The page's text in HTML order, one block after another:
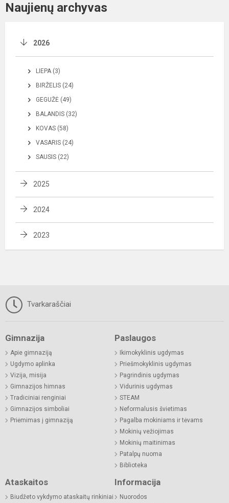
Naujienų archyvas
2026
LIEPA (3)
BIRŽELIS (24)
GEGUŽĖ (49)
BALANDIS (32)
KOVAS (58)
VASARIS (24)
SAUSIS (22)
2025
2024
2023
Tvarkaraščiai
Gimnazija
Apie gimnaziją
Ugdymo aplinka
Vizija, misija
Gimnazijos himnas
Tradiciniai renginiai
Gimnazijos simboliai
Priėmimas į gimnaziją
Paslaugos
Ikimokyklinis ugdymas
Priešmokyklinis ugdymas
Pagrindinis ugdymas
Vidurinis ugdymas
STEAM
Neformalusis švietimas
Pagalba mokiniams ir tėvams
Mokinių vežiojimas
Mokinių maitinimas
Patalpų nuoma
Biblioteka
Ataskaitos
Biudžeto vykdymo ataskaitų rinkiniai
Informacija
Nuorodos